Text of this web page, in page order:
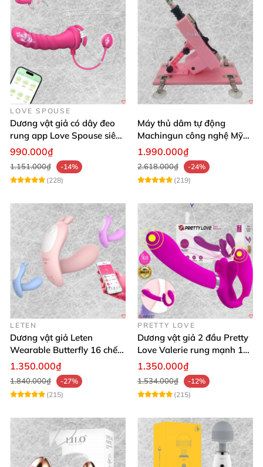
LOVE SPOUSE
Dương vật giả có dây đeo
rung app Love Spouse siêu
kích thích cho Les
990.000₫
1.151.000₫
-14%
(228)
Máy thủ dâm tự động
Machingun công nghệ Mỹ
kích thích cực mạnh
1.990.000₫
2.618.000₫
-24%
(219)
LETEN
Dương vật giả Leten
Wearable Butterfly 16 chế
độ rung điều khiển
1.350.000₫
1.840.000₫
-27%
(215)
PRETTY LOVE
Dương vật giả 2 đầu Pretty
Love Valerie rung mạnh 12
chế độ
1.350.000₫
1.534.000₫
-12%
(215)